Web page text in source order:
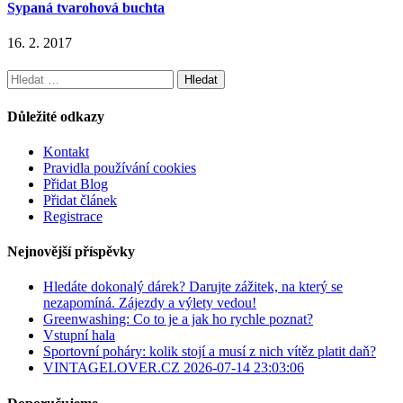
Sypaná tvarohová buchta
16. 2. 2017
Vyhledávání
Důležité odkazy
Kontakt
Pravidla používání cookies
Přidat Blog
Přidat článek
Registrace
Nejnovější příspěvky
Hledáte dokonalý dárek? Darujte zážitek, na který se
nezapomíná. Zájezdy a výlety vedou!
Greenwashing: Co to je a jak ho rychle poznat?
Vstupní hala
Sportovní poháry: kolik stojí a musí z nich vítěz platit daň?
VINTAGELOVER.CZ 2026-07-14 23:03:06